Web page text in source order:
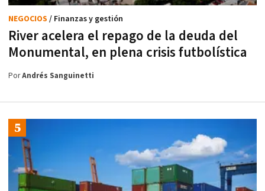
River acelera el repago de la deuda del
Monumental, en plena crisis futbolística
NEGOCIOS / Finanzas y gestión
PorAndrés Sanguinetti